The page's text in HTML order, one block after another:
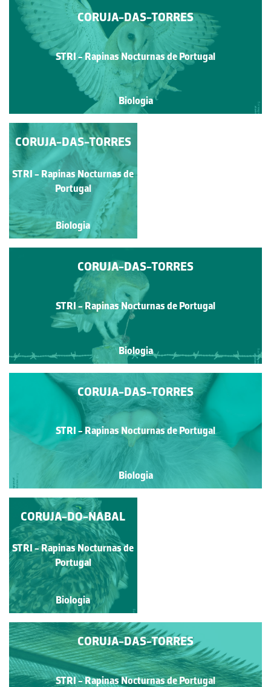
CORUJA-DAS-TORRES
STRI - Rapinas Nocturnas de Portugal
Biologia
CORUJA-DAS-
TORRES
STRI - Rapinas Nocturnas
de Portugal
Biologia
CORUJA-DAS-TORRES
STRI - Rapinas Nocturnas de Portugal
Biologia
CORUJA-DAS-TORRES
STRI - Rapinas Nocturnas de
Portugal
Biologia
CORUJA-DAS-TORRES
STRI - Rapinas Nocturnas de Portugal
Biologia
CORUJA-DAS-
TORRES
STRI - Rapinas Nocturnas
de Portugal
Biologia
CORUJA-DAS-TORRES
STRI - Rapinas Nocturnas de Portugal
CORUJA-DO-NABAL
STRI - Rapinas Nocturnas de
Portugal
Biologia